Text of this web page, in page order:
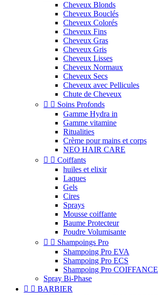
Cheveux Blonds
Cheveux Bouclés
Cheveux Colorés
Cheveux Fins
Cheveux Gras
Cheveux Gris
Cheveux Lisses
Cheveux Normaux
Cheveux Secs
Cheveux avec Pellicules
Chute de Cheveux
  Soins Profonds
Gamme Hydra in
Gamme vitamine
Ritualities
Crème pour mains et corps
NEO HAIR CARE
  Coiffants
huiles et elixir
Laques
Gels
Cires
Sprays
Mousse coiffante
Baume Protecteur
Poudre Volumisante
  Shampoings Pro
Shampoing Pro EVA
Shampoing Pro ECS
Shampoing Pro COIFFANCE
Spray Bi-Phase
  BARBIER